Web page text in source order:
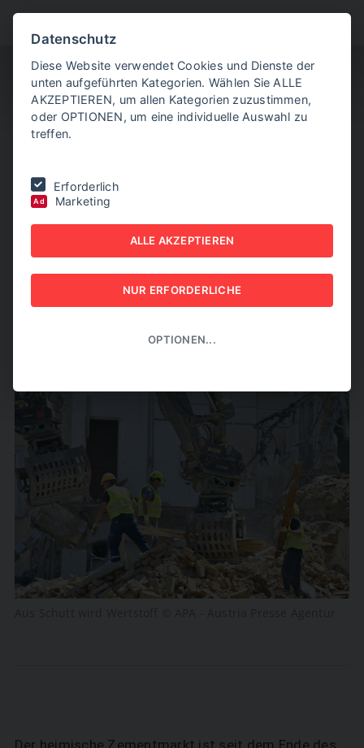
Österreich eingebrochen
ZEMENTVERBRAUCH IN
ÖSTERREICH
EINGEBROCHEN
Der heimische Zementmarkt ist seit dem Ende des
Datenschutz
Diese Website verwendet Cookies und Dienste der
unten aufgeführten Kategorien. Wählen Sie ALLE
AKZEPTIEREN, um allen Kategorien zuzustimmen,
oder OPTIONEN, um eine individuelle Auswahl zu
treffen.
Erforderlich
Ad Marketing
ALLE AKZEPTIEREN
NUR ERFORDERLICHE
OPTIONEN...